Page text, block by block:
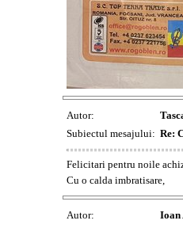
Autor:
Subiectul mesajului: Re:
Felicitari pentru noile
Cu o calda imbratisare,
Autor: Ioan